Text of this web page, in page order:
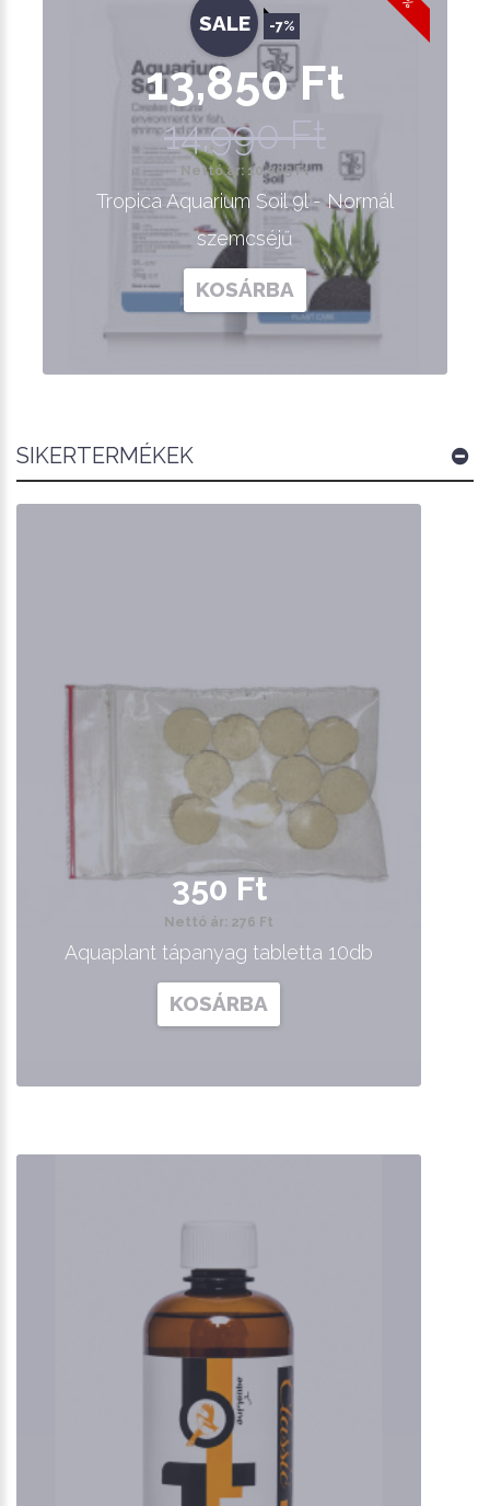
SALE -7%
13,850 Ft
14,990 Ft
Nettó ár: 10,905 Ft
Tropica Aquarium Soil 9l - Normál
szemcséjű
KOSÁRBA
SIKERTERMÉKEK
350 Ft
Nettó ár: 276 Ft
Aquaplant tápanyag tabletta 10db
KOSÁRBA